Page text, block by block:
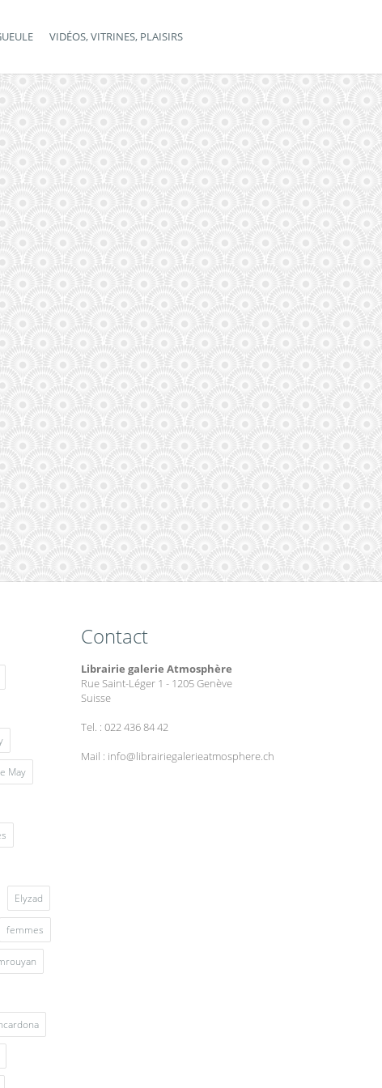
VIDÉOS, VITRINES, PLAISIRS
May
Elyzad
femmes
Contact
Librairie galerie Atmosphère
Rue Saint-Léger 1 - 1205 Genève
Suisse
Tel. : 022 436 84 42
Mail : info@librairiegalerieatmosphere.ch